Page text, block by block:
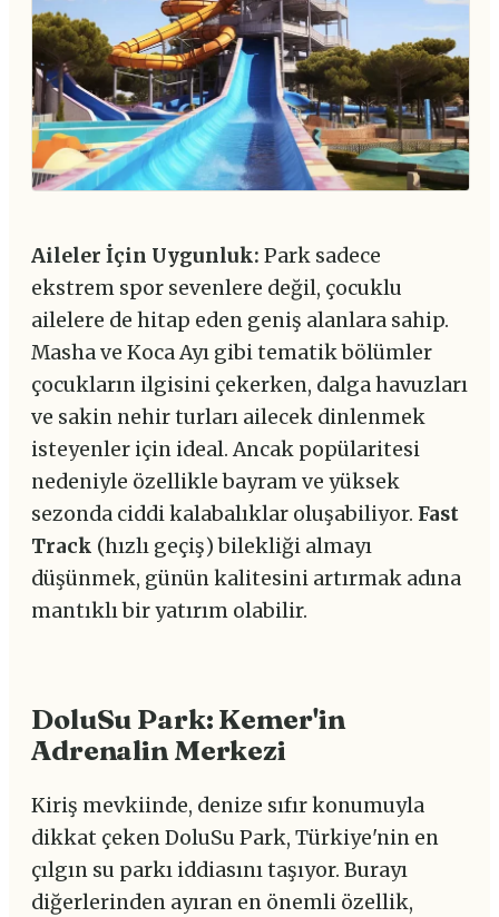
Aileler İçin Uygunluk: Park sadece
ekstrem spor sevenlere değil, çocuklu
ailelere de hitap eden geniş alanlara sahip.
Masha ve Koca Ayı gibi tematik bölümler
çocukların ilgisini çekerken, dalga havuzları
ve sakin nehir turları ailecek dinlenmek
isteyenler için ideal. Ancak popülaritesi
nedeniyle özellikle bayram ve yüksek
sezonda ciddi kalabalıklar oluşabiliyor. Fast
Track (hızlı geçiş) bilekliği almayı
düşünmek, günün kalitesini artırmak adına
mantıklı bir yatırım olabilir.
DoluSu Park: Kemer'in
Adrenalin Merkezi
Kiriş mevkiinde, denize sıfır konumuyla
dikkat çeken DoluSu Park, Türkiye'nin en
çılgın su parkı iddiasını taşıyor. Burayı
diğerlerinden ayıran en önemli özellik,